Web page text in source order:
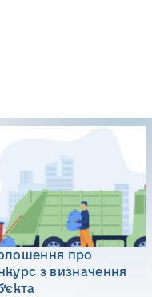
про
з визначення